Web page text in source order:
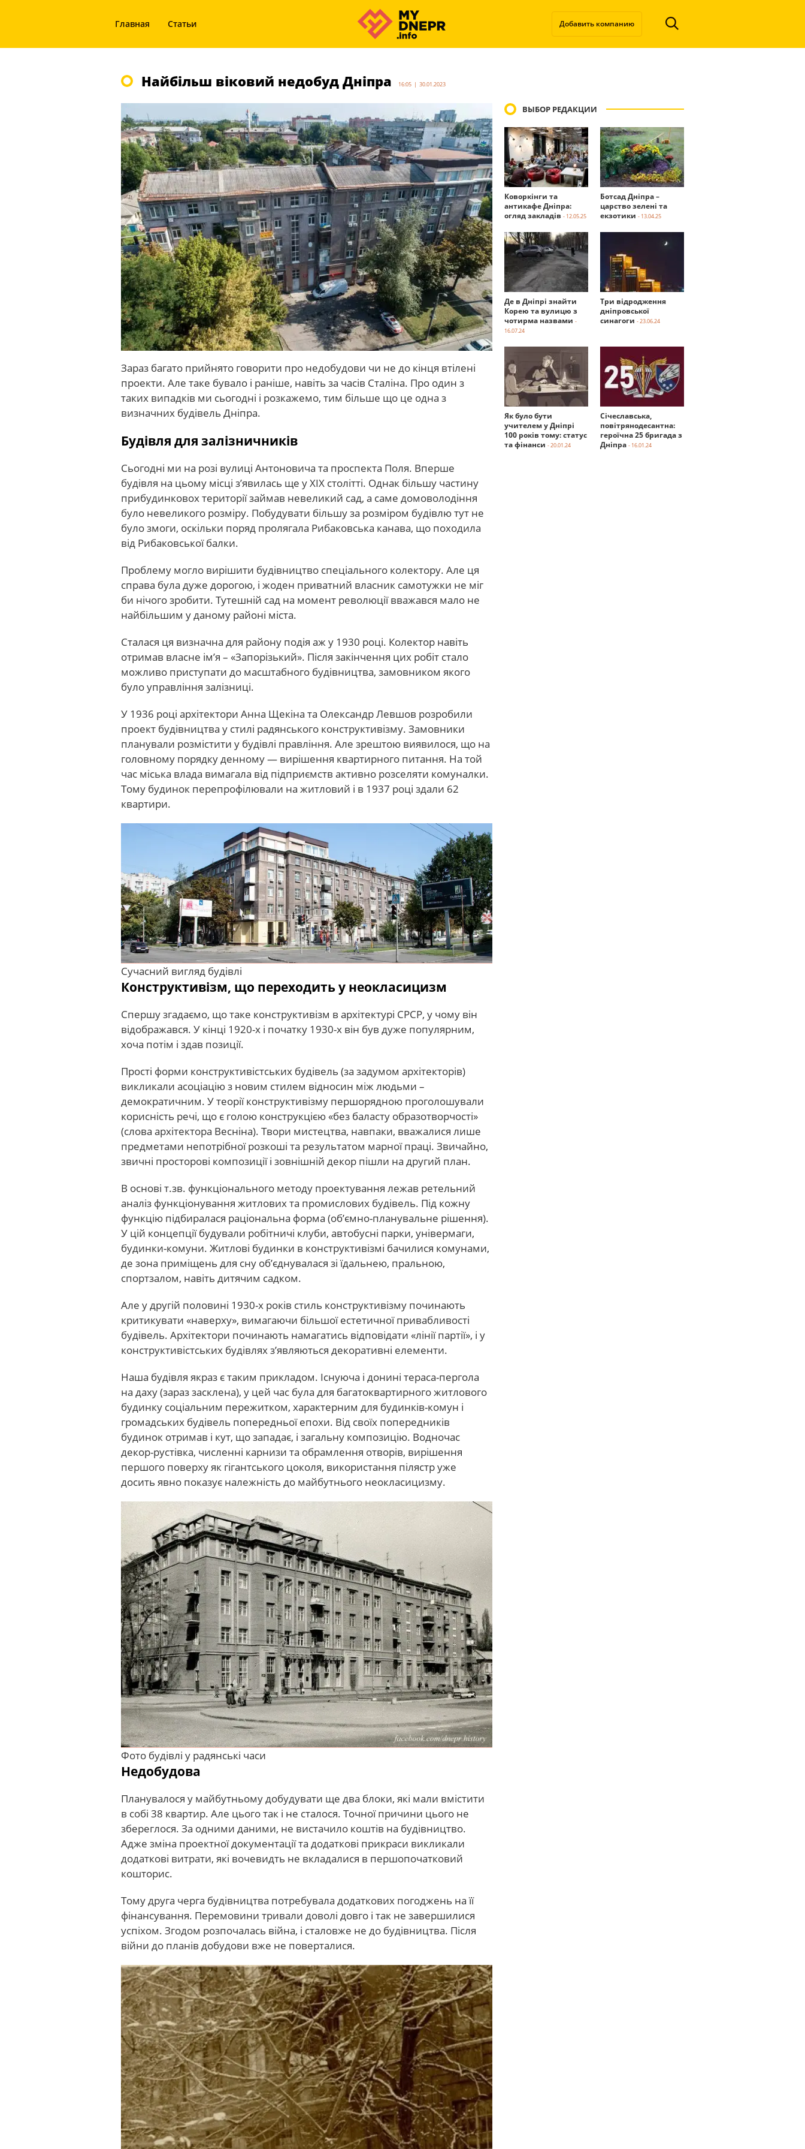
Главная Статьи Добавить компанию
Найбільш віковий недобуд Дніпра 16:05 | 30.01.2023
Зараз багато прийнято говорити про недобудови чи не до кінця втілені
проекти. Але таке бувало і раніше, навіть за часів Сталіна. Про один з
таких випадків ми сьогодні і розкажемо, тим більше що це одна з
визначних будівель Дніпра.
Будівля для залізничників
Сьогодні ми на розі вулиці Антоновича та проспекта Поля. Вперше
будівля на цьому місці з’явилась ще у XIX столітті. Однак більшу частину
прибудинковох території займав невеликий сад, а саме домоволодіння
було невеликого розміру. Побудувати більшу за розміром будівлю тут не
було змоги, оскільки поряд пролягала Рибаковська канава, що походила
від Рибаковської балки.
Проблему могло вирішити будівництво спеціального колектору. Але ця
справа була дуже дорогою, і жоден приватний власник самотужки не міг
би нічого зробити. Тутешній сад на момент революції вважався мало не
найбільшим у даному районі міста.
Сталася ця визначна для району подія аж у 1930 році. Колектор навіть
отримав власне ім’я – «Запорізький». Після закінчення цих робіт стало
можливо приступати до масштабного будівництва, замовником якого
було управління залізниці.
У 1936 році архітектори Анна Щекіна та Олександр Левшов розробили
проект будівництва у стилі радянського конструктивізму. Замовники
планували розмістити у будівлі правління. Але зрештою виявилося, що на
головному порядку денному — вирішення квартирного питання. На той
час міська влада вимагала від підприємств активно розселяти комуналки.
Тому будинок перепрофілювали на житловий і в 1937 році здали 62
квартири.
Сучасний вигляд будівлі
Конструктивізм, що переходить у неокласицизм
Спершу згадаємо, що таке конструктивізм в архітектурі СРСР, у чому він
відображався. У кінці 1920-х і початку 1930-х він був дуже популярним,
хоча потім і здав позиції.
Прості форми конструктивістських будівель (за задумом архітекторів)
викликали асоціацію з новим стилем відносин між людьми –
демократичним. У теорії конструктивізму першорядною проголошували
корисність речі, що є голою конструкцією «без баласту образотворчості»
(слова архітектора Весніна). Твори мистецтва, навпаки, вважалися лише
предметами непотрібної розкоші та результатом марної праці. Звичайно,
звичні просторові композиції і зовнішній декор пішли на другий план.
В основі т.зв. функціонального методу проектування лежав ретельний
аналіз функціонування житлових та промислових будівель. Під кожну
функцію підбиралася раціональна форма (об’ємно-планувальне рішення).
У цій концепції будували робітничі клуби, автобусні парки, універмаги,
будинки-комуни. Житлові будинки в конструктивізмі бачилися комунами,
де зона приміщень для сну об’єднувалася зі їдальнею, пральною,
спортзалом, навіть дитячим садком.
Але у другій половині 1930-х років стиль конструктивізму починають
критикувати «наверху», вимагаючи більшої естетичної привабливості
будівель. Архітектори починають намагатись відповідати «лінії партії», і у
конструктивістських будівлях з’являються декоративні елементи.
Наша будівля якраз є таким прикладом. Існуюча і донині тераса-пергола
на даху (зараз засклена), у цей час була для багатоквартирного житлового
будинку соціальним пережитком, характерним для будинків-комун і
громадських будівель попередньої епохи. Від своїх попередників
будинок отримав і кут, що западає, і загальну композицію. Водночас
декор-рустівка, численні карнизи та обрамлення отворів, вирішення
першого поверху як гігантського цоколя, використання пілястр уже
досить явно показує належність до майбутнього неокласицизму.
Фото будівлі у радянські часи
Недобудова
Планувалося у майбутньому добудувати ще два блоки, які мали вмістити
в собі 38 квартир. Але цього так і не сталося. Точної причини цього не
збереглося. За одними даними, не вистачило коштів на будівництво.
Адже зміна проектної документації та додаткові прикраси викликали
додаткові витрати, які вочевидть не вкладалися в першопочатковий
кошторис.
Тому друга черга будівництва потребувала додаткових погоджень на її
фінансування. Перемовини тривали доволі довго і так не завершилися
успіхом. Згодом розпочалась війна, і сталовже не до будівництва. Після
війни до планів добудови вже не поверталися.
ВЫБОР РЕДАКЦИИ
Коворкінги та
антикафе Дніпра:
огляд закладів - 12.05.25
Ботсад Дніпра –
царство зелені та
екзотики - 13.04.25
Де в Дніпрі знайти
Корею та вулицю з
чотирма назвами -
16.07.24
Три відродження
дніпровської
синагоги - 23.06.24
Як було бути
учителем у Дніпрі
100 років тому: статус
та фінанси - 20.01.24
Січеславська,
повітрянодесантна:
героїчна 25 бригада з
Дніпра - 16.01.24